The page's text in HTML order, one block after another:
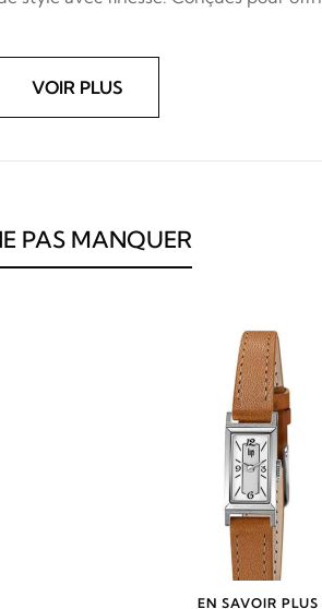
VOIR PLUS
PAS MANQUER
EN SAVOIR PLUS